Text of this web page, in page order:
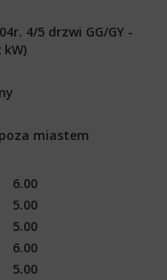
4/5 drzwi GG/GY -
kW)
miastem
6.00
5.00
5.00
6.00
5.00